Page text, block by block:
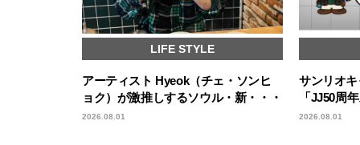
LIFE STYLE
アーティスト Hyeok（チェ・ソンヒ
ョク）が激推しするソウル・新・・・
2026.08.01
サンリオ
「JJ50周
2026.08.01